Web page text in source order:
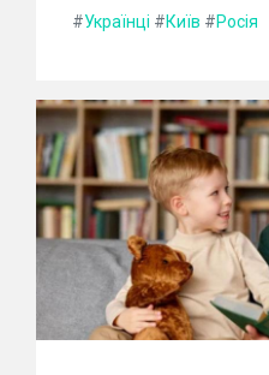
#Українці #Київ #Росія